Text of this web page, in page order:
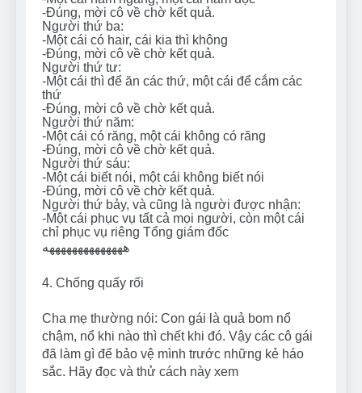
-Đúng, mời cô về chờ kết quả.
Người thứ ba:
-Một cái có hair, cái kia thì không
-Đúng, mời cô về chờ kết quả.
Người thứ tư:
-Một cái thì để ăn các thứ, một cái để cắm các
thứ
-Đúng, mời cô về chờ kết quả.
Người thứ năm:
-Một cái có răng, một cái không có răng
-Đúng, mời cô về chờ kết quả.
Người thứ sáu:
-Một cái biết nói, một cái không biết nói
-Đúng, mời cô về chờ kết quả.
Người thứ bảy, và cũng là người được nhận:
-Một cái phục vụ tất cả mọi người, còn một cái
chỉ phục vụ riêng Tổng giám đốc
ههههههههههههههه
4. Chống quấy rối
Cha mẹ thường nói: Con gái là quả bom nổ
chậm, nổ khi nào thì chết khi đó. Vậy các cô gái
đã làm gì để bảo vệ mình trước những kẻ háo
sắc. Hãy đọc và thử cách này xem